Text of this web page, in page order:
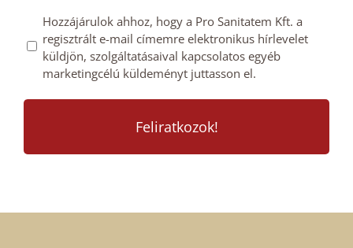
Mailchimp
feliratkozás
megerősítése
Hozzájárulok ahhoz, hogy a Pro Sanitatem Kft. a
regisztrált e-mail címemre elektronikus hírlevelet
küldjön, szolgáltatásaival kapcsolatos egyéb
marketingcélú küldeményt juttasson el.